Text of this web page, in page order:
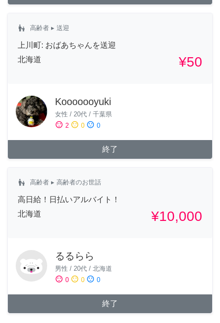
escalator_warning 高齢者 ▸ 送迎
上川町: おばあちゃんを送迎
北海道
¥50
Kooooooyuki
女性 / 20代 / 千葉県
sentiment_satisfied 2 sentiment_neutral 0 sentiment_dissatisfied 0
終了
escalator_warning 高齢者 ▸ 高齢者のお世話
高日給！日払いアルバイト！
北海道
¥10,000
るるらら
男性 / 20代 / 北海道
sentiment_satisfied 0 sentiment_neutral 0 sentiment_dissatisfied 0
終了